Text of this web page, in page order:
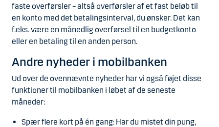
faste overførsler – altså overførsler af et fast beløb til
en konto med det betalingsinterval, du ønsker. Det kan
f.eks. være en månedlig overførsel til en budgetkonto
eller en betaling til en anden person.
Andre nyheder i mobilbanken
Ud over de ovennævnte nyheder har vi også føjet disse
funktioner til mobilbanken i løbet af de seneste
måneder:
Spær flere kort på én gang: Har du mistet din pung,